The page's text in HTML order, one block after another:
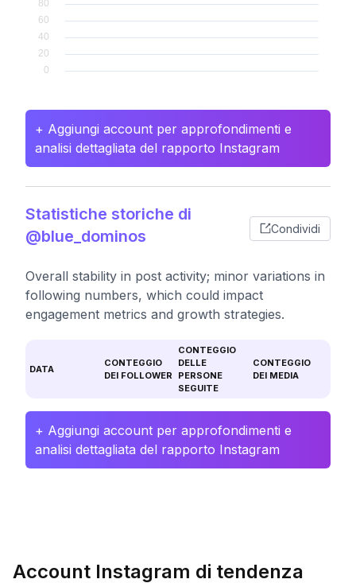
+ Aggiungi account per approfondimenti e
analisi dettagliata del rapporto Instagram
Statistiche storiche di
@blue_dominos
Condividi
Overall stability in post activity; minor variations in
following numbers, which could impact
engagement metrics and growth strategies.
DATA
CONTEGGIO
DEI FOLLOWER
CONTEGGIO
DELLE
PERSONE
SEGUITE
CONTEGGIO
DEI MEDIA
+ Aggiungi account per approfondimenti e
analisi dettagliata del rapporto Instagram
Account Instagram di tendenza